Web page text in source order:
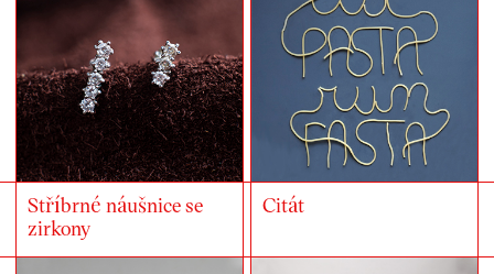
Stříbrné náušnice se
zirkony
Citát